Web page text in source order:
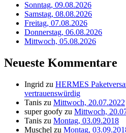
Sonntag, 09.08.2026
Samstag, 08.08.2026
Freitag, 07.08.2026
Donnerstag, 06.08.2026
Mittwoch, 05.08.2026
Neueste Kommentare
Ingrid zu HERMES
vertrauenswürdig
Tanis zu Mittwoch, 20.07.2022
super goofy zu Mittwoch,
Tanis zu Montag, 03.09.2018
Muschel zu Montag,